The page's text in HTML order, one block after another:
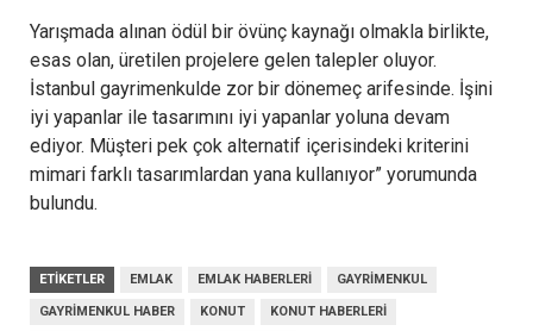
Yarışmada alınan ödül bir övünç kaynağı olmakla birlikte,
esas olan, üretilen projelere gelen talepler oluyor.
İstanbul gayrimenkulde zor bir dönemeç arifesinde. İşini
iyi yapanlar ile tasarımını iyi yapanlar yoluna devam
ediyor. Müşteri pek çok alternatif içerisindeki kriterini
mimari farklı tasarımlardan yana kullanıyor” yorumunda
bulundu.
ETIKETLER EMLAK EMLAK HABERLERI GAYRIMENKUL
GAYRIMENKUL HABER KONUT KONUT HABERLERI